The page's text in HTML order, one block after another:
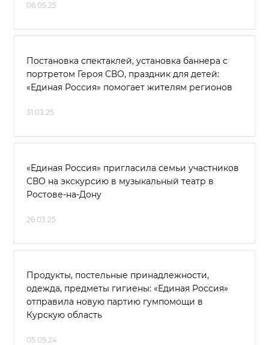
06.05.25
Постановка спектаклей, установка баннера с
портретом Героя СВО, праздник для детей:
«Единая Россия» помогает жителям регионов
31.03.25
«Единая Россия» пригласила семьи участников
СВО на экскурсию в музыкальный театр в
Ростове-на-Дону
26.03.25
Продукты, постельные принадлежности,
одежда, предметы гигиены: «Единая Россия»
отправила новую партию гумпомощи в
Курскую область
05.09.24